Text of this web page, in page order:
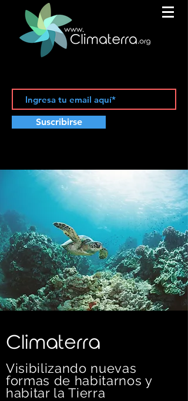
Suscribirse
C limaterra
Visibilizando nuevas
formas de habitarnos y
habitar la Tierra